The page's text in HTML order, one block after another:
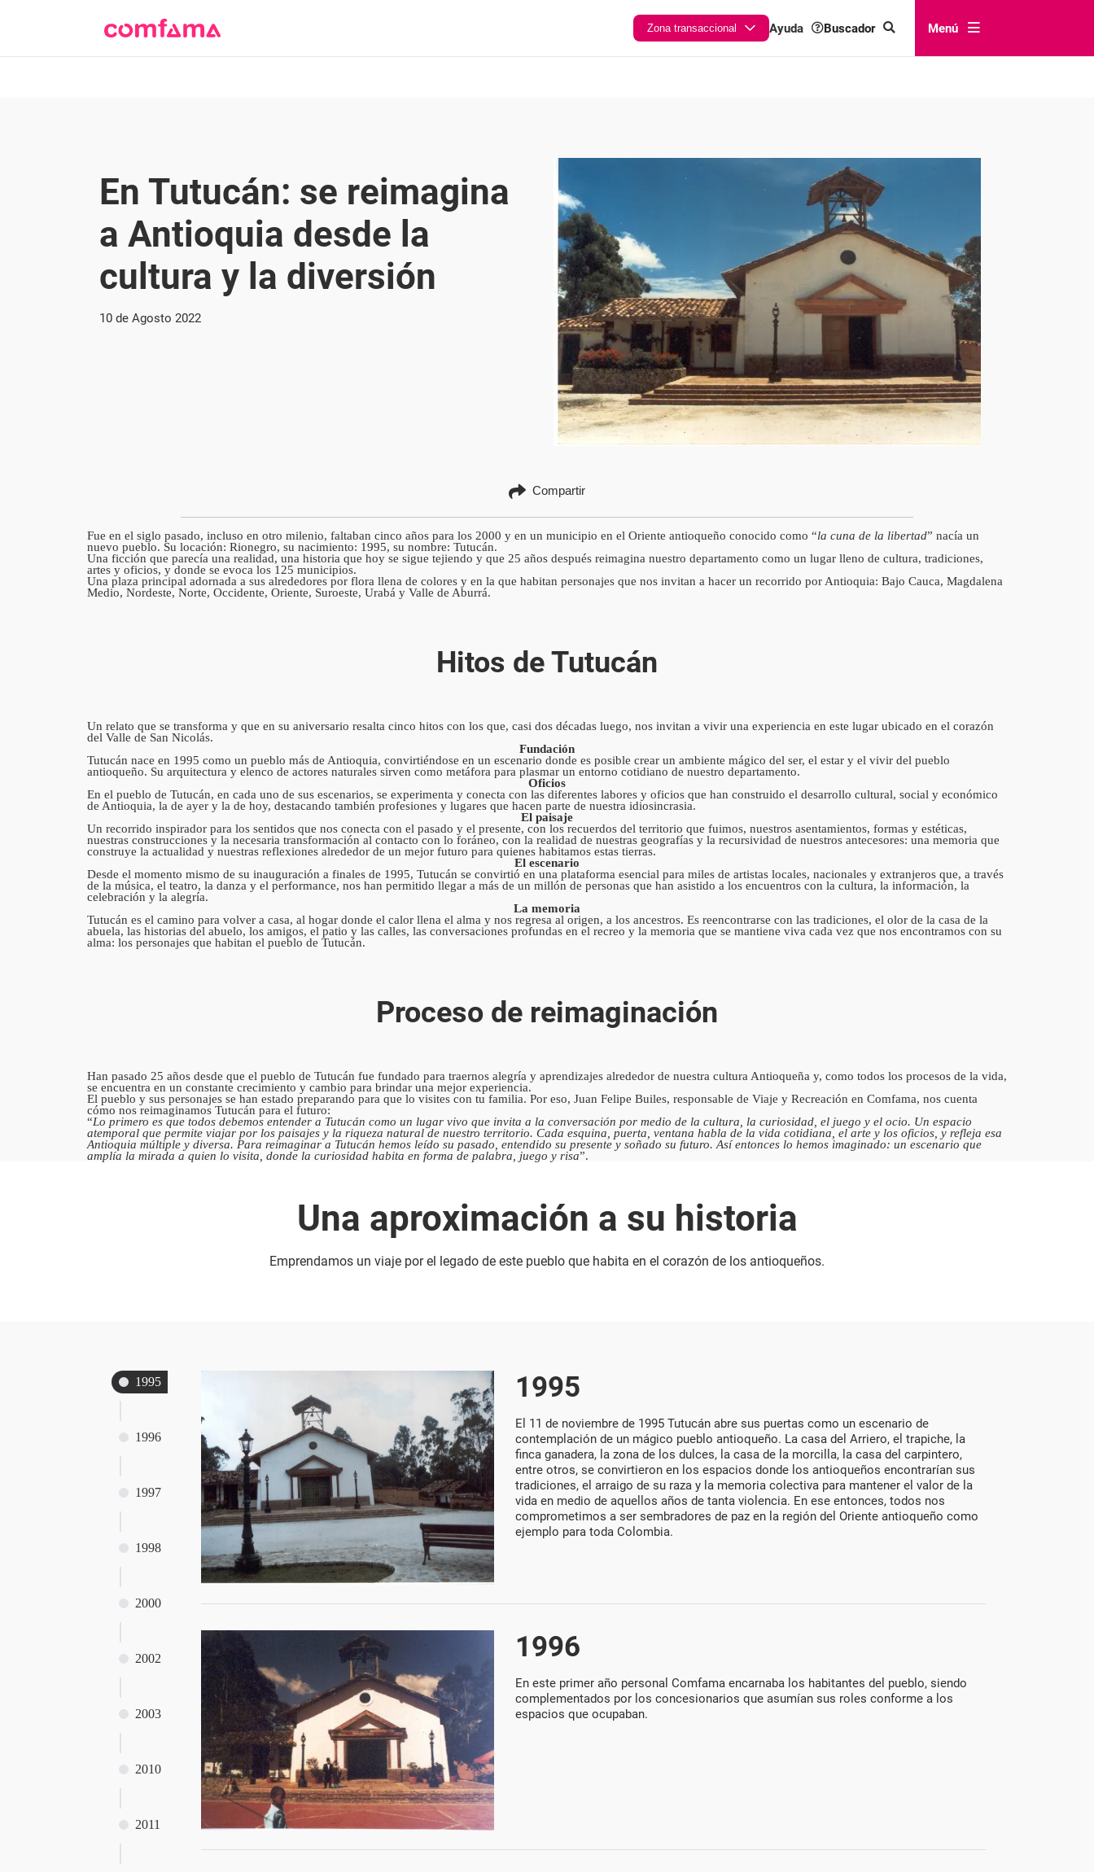
Zona transaccional Ayuda Buscador Menú
En Tutucán: se reimagina
a Antioquia desde la
cultura y la diversión
10 de Agosto 2022
Compartir
Fue en el siglo pasado, incluso en otro milenio, faltaban cinco años para los 2000 y en un municipio en el Oriente antioqueño conocido como “la cuna de la libertad” nacía un
nuevo pueblo. Su locación: Rionegro, su nacimiento: 1995, su nombre: Tutucán.
Una ficción que parecía una realidad, una historia que hoy se sigue tejiendo y que 25 años después reimagina nuestro departamento como un lugar lleno de cultura, tradiciones,
artes y oficios, y donde se evoca los 125 municipios.
Una plaza principal adornada a sus alrededores por flora llena de colores y en la que habitan personajes que nos invitan a hacer un recorrido por Antioquia: Bajo Cauca, Magdalena
Medio, Nordeste, Norte, Occidente, Oriente, Suroeste, Urabá y Valle de Aburrá.
Hitos de Tutucán
Un relato que se transforma y que en su aniversario resalta cinco hitos con los que, casi dos décadas luego, nos invitan a vivir una experiencia en este lugar ubicado en el corazón
del Valle de San Nicolás.
Fundación
Tutucán nace en 1995 como un pueblo más de Antioquia, convirtiéndose en un escenario donde es posible crear un ambiente mágico del ser, el estar y el vivir del pueblo
antioqueño. Su arquitectura y elenco de actores naturales sirven como metáfora para plasmar un entorno cotidiano de nuestro departamento.
Oficios
En el pueblo de Tutucán, en cada uno de sus escenarios, se experimenta y conecta con las diferentes labores y oficios que han construido el desarrollo cultural, social y económico
de Antioquia, la de ayer y la de hoy, destacando también profesiones y lugares que hacen parte de nuestra idiosincrasia.
El paisaje
Un recorrido inspirador para los sentidos que nos conecta con el pasado y el presente, con los recuerdos del territorio que fuimos, nuestros asentamientos, formas y estéticas,
nuestras construcciones y la necesaria transformación al contacto con lo foráneo, con la realidad de nuestras geografías y la recursividad de nuestros antecesores: una memoria que
construye la actualidad y nuestras reflexiones alrededor de un mejor futuro para quienes habitamos estas tierras.
El escenario
Desde el momento mismo de su inauguración a finales de 1995, Tutucán se convirtió en una plataforma esencial para miles de artistas locales, nacionales y extranjeros que, a través
de la música, el teatro, la danza y el performance, nos han permitido llegar a más de un millón de personas que han asistido a los encuentros con la cultura, la información, la
celebración y la alegría.
La memoria
Tutucán es el camino para volver a casa, al hogar donde el calor llena el alma y nos regresa al origen, a los ancestros. Es reencontrarse con las tradiciones, el olor de la casa de la
abuela, las historias del abuelo, los amigos, el patio y las calles, las conversaciones profundas en el recreo y la memoria que se mantiene viva cada vez que nos encontramos con su
alma: los personajes que habitan el pueblo de Tutucán.
Proceso de reimaginación
Han pasado 25 años desde que el pueblo de Tutucán fue fundado para traernos alegría y aprendizajes alrededor de nuestra cultura Antioqueña y, como todos los procesos de la vida,
se encuentra en un constante crecimiento y cambio para brindar una mejor experiencia.
El pueblo y sus personajes se han estado preparando para que lo visites con tu familia. Por eso, Juan Felipe Builes, responsable de Viaje y Recreación en Comfama, nos cuenta
cómo nos reimaginamos Tutucán para el futuro:
“Lo primero es que todos debemos entender a Tutucán como un lugar vivo que invita a la conversación por medio de la cultura, la curiosidad, el juego y el ocio. Un espacio
atemporal que permite viajar por los paisajes y la riqueza natural de nuestro territorio. Cada esquina, puerta, ventana habla de la vida cotidiana, el arte y los oficios, y refleja esa
Antioquia múltiple y diversa. Para reimaginar a Tutucán hemos leído su pasado, entendido su presente y soñado su futuro. Así entonces lo hemos imaginado: un escenario que
amplía la mirada a quien lo visita, donde la curiosidad habita en forma de palabra, juego y risa”.
Una aproximación a su historia
Emprendamos un viaje por el legado de este pueblo que habita en el corazón de los antioqueños.
1995
1996
1997
1998
2000
2002
2003
2010
2011
1995
El 11 de noviembre de 1995 Tutucán abre sus puertas como un escenario de
contemplación de un mágico pueblo antioqueño. La casa del Arriero, el trapiche, la
finca ganadera, la zona de los dulces, la casa de la morcilla, la casa del carpintero,
entre otros, se convirtieron en los espacios donde los antioqueños encontrarían sus
tradiciones, el arraigo de su raza y la memoria colectiva para mantener el valor de la
vida en medio de aquellos años de tanta violencia. En ese entonces, todos nos
comprometimos a ser sembradores de paz en la región del Oriente antioqueño como
ejemplo para toda Colombia.
1996
En este primer año personal Comfama encarnaba los habitantes del pueblo, siendo
complementados por los concesionarios que asumían sus roles conforme a los
espacios que ocupaban.